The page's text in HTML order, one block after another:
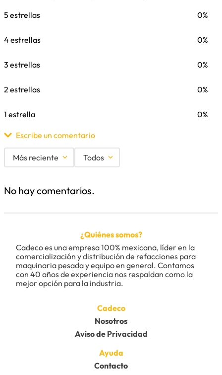
5 estrellas 0%
4 estrellas 0%
3 estrellas 0%
2 estrellas 0%
1 estrella 0%
Escribe un comentario
Título
Califica el producto de 1 a 5 estrellas
★★★★★
Tu nombre
Escribe un comentario
Más reciente Todos
No hay comentarios.
¿Quiénes somos?
Cadeco es una empresa 100% mexicana, líder en la
comercialización y distribución de refacciones para
maquinaria pesada y equipo en general. Contamos
con 40 años de experiencia nos respaldan como la
mejor opción para la industria.
Cadeco
Nosotros
Aviso de Privacidad
Ayuda
Contacto